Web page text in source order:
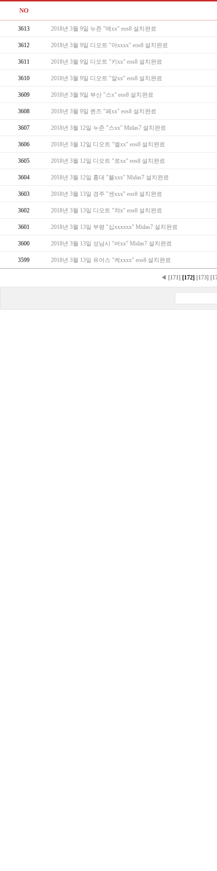
NO
3613 2018년 3월 9일 누죤 "메xx" eos8 설치완료
3612 2018년 3월 9일 디오트 "아xxxx" eos8 설치완료
3611 2018년 3월 9일 디오트 "키xx" eos8 설치완료
3610 2018년 3월 9일 디오트 "알xx" eos8 설치완료
3609 2018년 3월 9일 부산 "스x" eos8 설치완료
3608 2018년 3월 9일 퀸즈 "페xx" eos8 설치완료
3607 2018년 3월 12일 누죤 "스xx" Midas7 설치완료
3606 2018년 3월 12일 디오트 "엘xx" eos8 설치완료
3605 2018년 3월 12일 디오트 "로xx" eos8 설치완료
3604 2018년 3월 12일 홍대 "블xxx" Midas7 설치완료
3603 2018년 3월 13일 경주 "센xxx" eos8 설치완료
3602 2018년 3월 13일 디오트 "챠x" eos8 설치완료
3601 2018년 3월 13일 부평 "십xxxxxx" Midas7 설치완료
3600 2018년 3월 13일 성남시 "버xx" Midas7 설치완료
3599 2018년 3월 13일 유어스 "케xxxx" eos8 설치완료
◀ [171] [172] [173]